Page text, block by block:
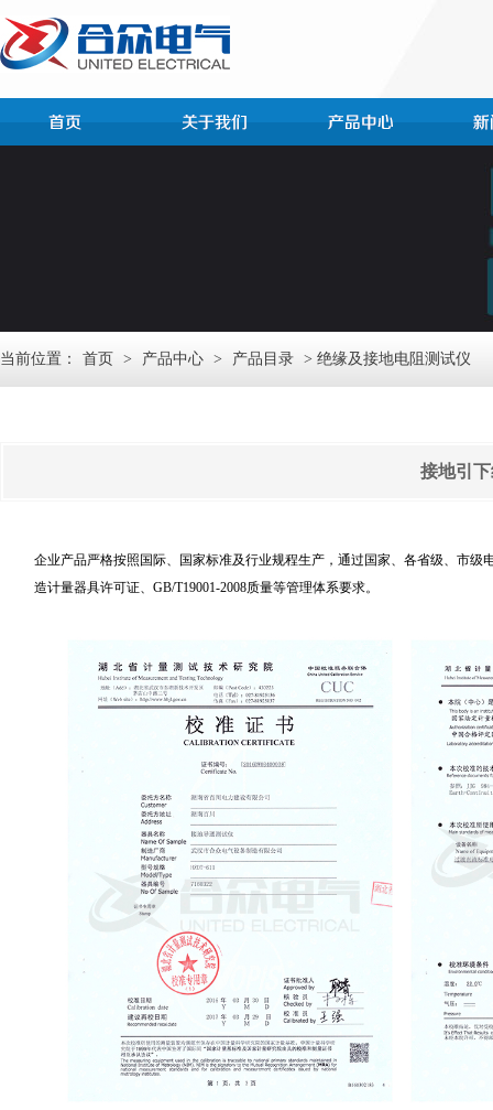
当前位置： 首页 > 产品中心 > 产品目录 > 绝缘及接地电阻测试仪
接地引
企业产品严格按照国际、国家标准及行业规程生产，通过国家、各省级、市
造计量器具许可证、GB/T19001-2008质量等管理体系要求。